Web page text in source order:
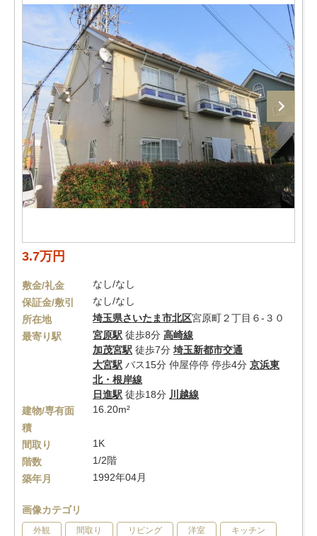
3.7万円
敷金/礼金
なし/なし
保証金/敷引
なし/なし
所在地
埼玉県さいたま市北区宮原町２丁目６-３０
最寄り駅
宮原駅 徒歩8分 高崎線
加茂宮駅 徒歩7分 埼玉新都市交通
大宮駅 バス15分 仲屋停停 停歩4分 京浜東
北・根岸線
日進駅 徒歩18分 川越線
建物/専有面
積
16.20m²
間取り
1K
階数
1/2階
築年月
1992年04月
画像カテゴリ
外観 間取り リビング 洋室 キッチン